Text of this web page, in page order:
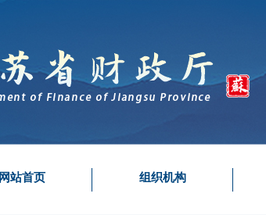
网站首页 组织机构